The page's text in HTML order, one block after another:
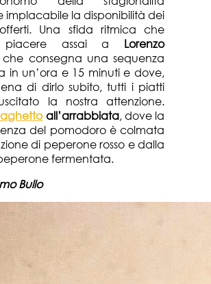
implacabile la disponibilità dei
Una sfida ritmica che
piacere assai a Lorenzo
che consegna una sequenza
in un’ora e 15 minuti e dove,
di dirlo subito, tutti i piatti
la nostra attenzione.
all’arrabbiata, dove la
del pomodoro è colmata
di peperone rosso e dalla
fermentata.
Bullo